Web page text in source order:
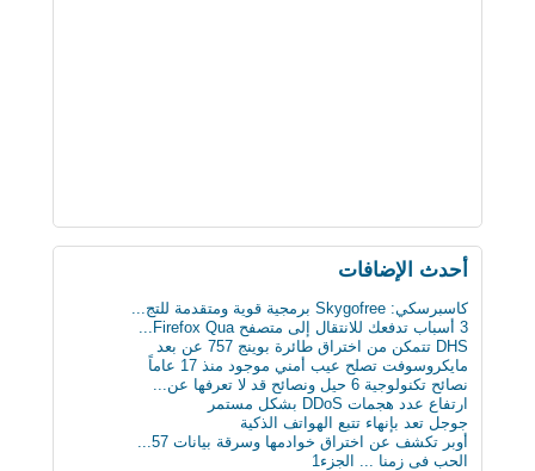
أحدث اﻹضافات
كاسبرسكي: Skygofree برمجية قوية ومتقدمة للتج...
3 أسباب تدفعك للانتقال إلى متصفح Firefox Qua...
DHS تتمكن من اختراق طائرة بوينج 757 عن بعد
مايكروسوفت تصلح عيب أمني موجود منذ 17 عاماً
نصائح تكنولوجية 6 حيل ونصائح قد لا تعرفها عن...
ارتفاع عدد هجمات DDoS بشكل مستمر
جوجل تعد بإنهاء تتبع الهواتف الذكية
أوبر تكشف عن اختراق خوادمها وسرقة بيانات 57...
الحب فى زمنا ... الجزء1